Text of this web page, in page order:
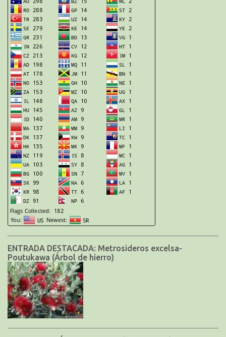
ENTRADA DESTACADA: Metrosideros excelsa-
Poutukawa (Árbol de hierro)